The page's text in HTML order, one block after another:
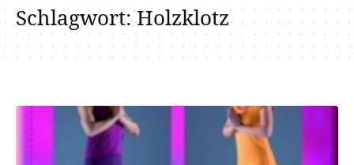
Schlagwort:Holzklotz